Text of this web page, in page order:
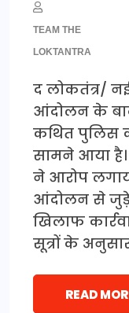
TEAM THE
LOKTANTRA
द लोकतंत्र/ नई
आंदोलन के बाद
कथित पुलिस
सामने आया है।
ने आरोप
आंदोलन से जुड़े
खिलाफ
सूत्रों के
READ